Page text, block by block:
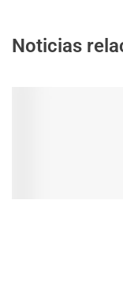
Noticias